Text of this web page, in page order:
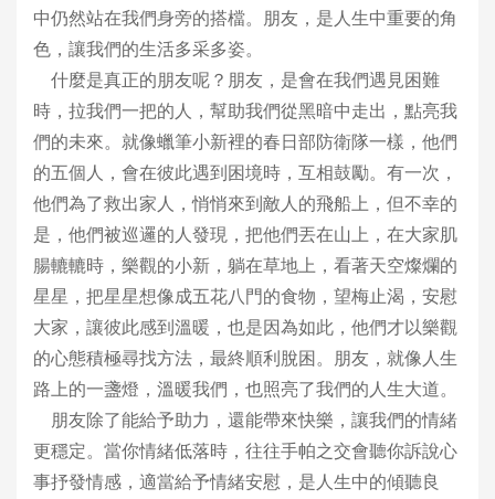
中仍然站在我們身旁的搭檔。朋友，是人生中重要的角
色，讓我們的生活多采多姿。
什麼是真正的朋友呢？朋友，是會在我們遇見困難
時，拉我們一把的人，幫助我們從黑暗中走出，點亮我
們的未來。就像蠟筆小新裡的春日部防衛隊一樣，他們
的五個人，會在彼此遇到困境時，互相鼓勵。有一次，
他們為了救出家人，悄悄來到敵人的飛船上，但不幸的
是，他們被巡邏的人發現，把他們丟在山上，在大家肌
腸轆轆時，樂觀的小新，躺在草地上，看著天空燦爛的
星星，把星星想像成五花八門的食物，望梅止渴，安慰
大家，讓彼此感到溫暖，也是因為如此，他們才以樂觀
的心態積極尋找方法，最終順利脫困。朋友，就像人生
路上的一盞燈，溫暖我們，也照亮了我們的人生大道。
朋友除了能給予助力，還能帶來快樂，讓我們的情緒
更穩定。當你情緒低落時，往往手帕之交會聽你訴說心
事抒發情感，適當給予情緒安慰，是人生中的傾聽良